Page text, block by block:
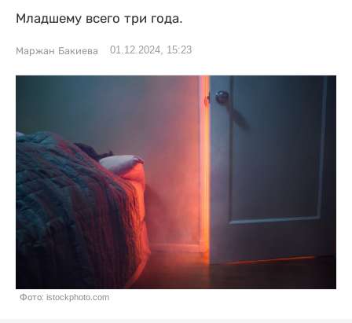
Младшему всего три года.
Маржан Бакиева 01.12.2024, 15:23
Фото: istockphoto.com